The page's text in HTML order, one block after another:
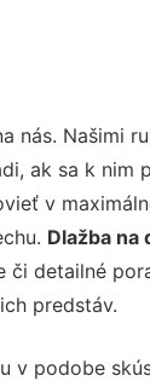
nás. Našimi
ak sa k nim
v
Dlažba na
či detailné
predstáv.
v podobe